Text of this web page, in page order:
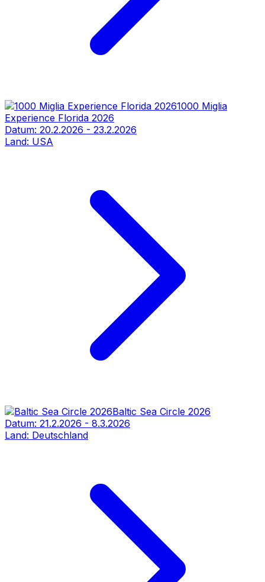
1000 Miglia
Experience Florida 2026
Datum: 20.2.2026 - 23.2.2026
Land: USA
Baltic Sea Circle 2026
Datum: 21.2.2026 - 8.3.2026
Land: Deutschland